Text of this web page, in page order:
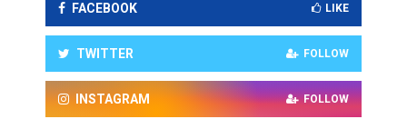
FACEBOOK LIKE
TWITTER FOLLOW
INSTAGRAM FOLLOW